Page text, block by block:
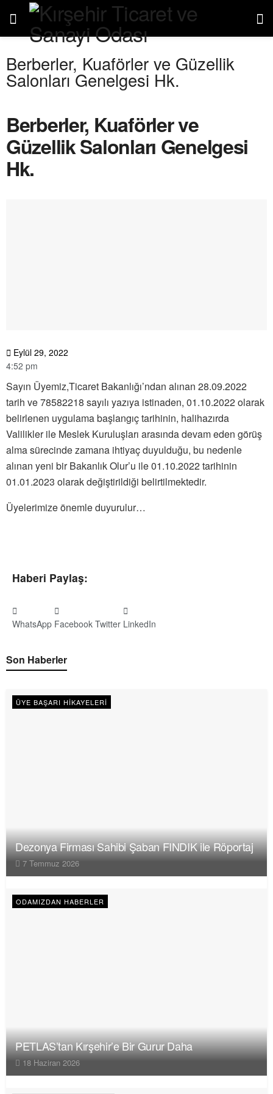
Berberler, Kuaförler ve Güzellik
Salonları Genelgesi Hk.
Berberler, Kuaförler ve
Güzellik Salonları Genelgesi
Hk.
Eylül 29, 2022
4:52 pm
Sayın Üyemiz,Ticaret Bakanlığı’ndan alınan 28.09.2022
tarih ve 78582218 sayılı yazıya istinaden, 01.10.2022 olarak
belirlenen uygulama başlangıç tarihinin, halihazırda
Valilikler ile Meslek Kuruluşları arasında devam eden görüş
alma sürecinde zamana ihtiyaç duyulduğu, bu nedenle
alınan yeni bir Bakanlık Olur’u ile 01.10.2022 tarihinin
01.01.2023 olarak değiştirildiği belirtilmektedir.
Üyelerimize önemle duyurulur…
Haberi Paylaş:
WhatsApp Facebook Twitter LinkedIn
Son Haberler
ÜYE BAŞARI HIKAYELERI
Dezonya Firması Sahibi Şaban FINDIK ile Röportaj
7 Temmuz 2026
ODAMIZDAN HABERLER
PETLAS’tan Kırşehir’e Bir Gurur Daha
18 Haziran 2026